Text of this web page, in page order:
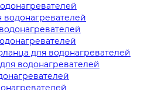
водонагревателей
для водонагревателей
водонагревателей